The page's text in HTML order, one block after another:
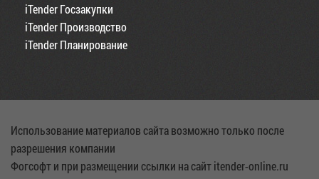
iTender Госзакупки
iTender Производство
iTender Планирование
Использование материалов сайта возможно только после
разрешения компании
Фогсофт и при размещении ссылки на сайт itender-online.ru